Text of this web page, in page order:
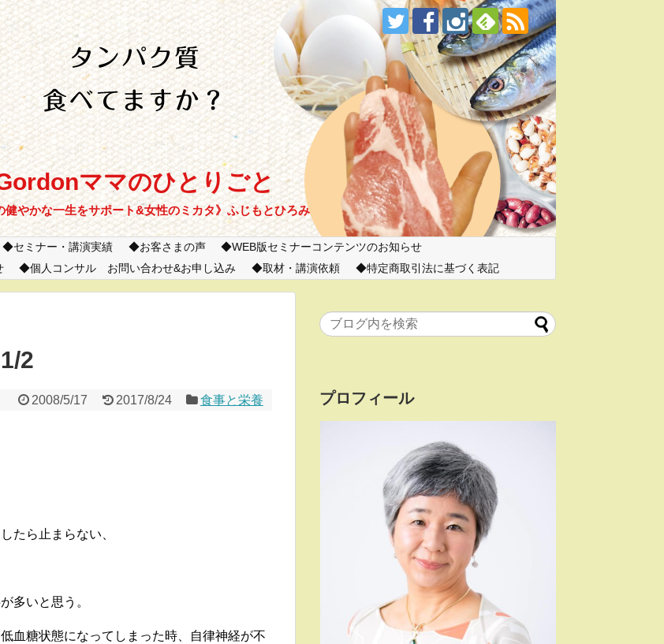
ママのひとりごと
健やかな一生をサポート&女性のミカタ》ふじもとひろみ
セミナー・講演実績 お客さまの声
WEB版セミナーコンテンツのお知らせ
個人コンサル お問い合わせ&お申し込み 取材・講演依頼 特定商取引法に基づく表記
2
2008/5/17 2017/8/24 食事と栄養
たら止まらない、
多いと思う。
血糖状態になってしまった時、自律神経が不
プロフィール